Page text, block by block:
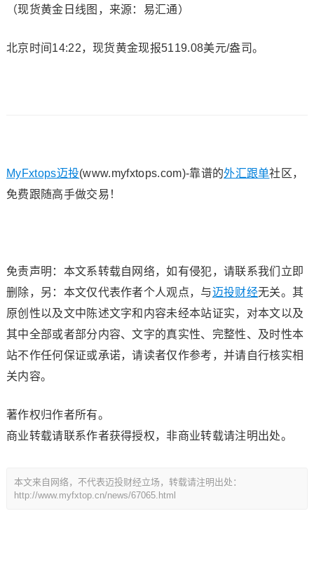
（现货黄金 日线图，来源：易汇通）
北京时间14:22，现货黄金现报5119.08美元/盎司。
MyFxtops迈投(www.myfxtops.com)-靠谱的外汇跟单社区，
免费跟随高手做交易！
免责声明：本文系转载自网络，如有侵犯，请联系我们立即
删除，另：本文仅代表作者个人观点，与迈投财经无关。其
原创性以及文中陈述文字和内容未经本站证实，对本文以及
其中全部或者部分内容、文字的真实性、完整性、及时性本
站不作任何保证或承诺，请读者仅作参考，并请自行核实相
关内容。
著作权归作者所有。
商业转载请联系作者获得授权，非商业转载请注明出处。
本文来自网络，不代表迈投财经立场，转载请注明出处：
http://www.myfxtop.cn/news/67065.html